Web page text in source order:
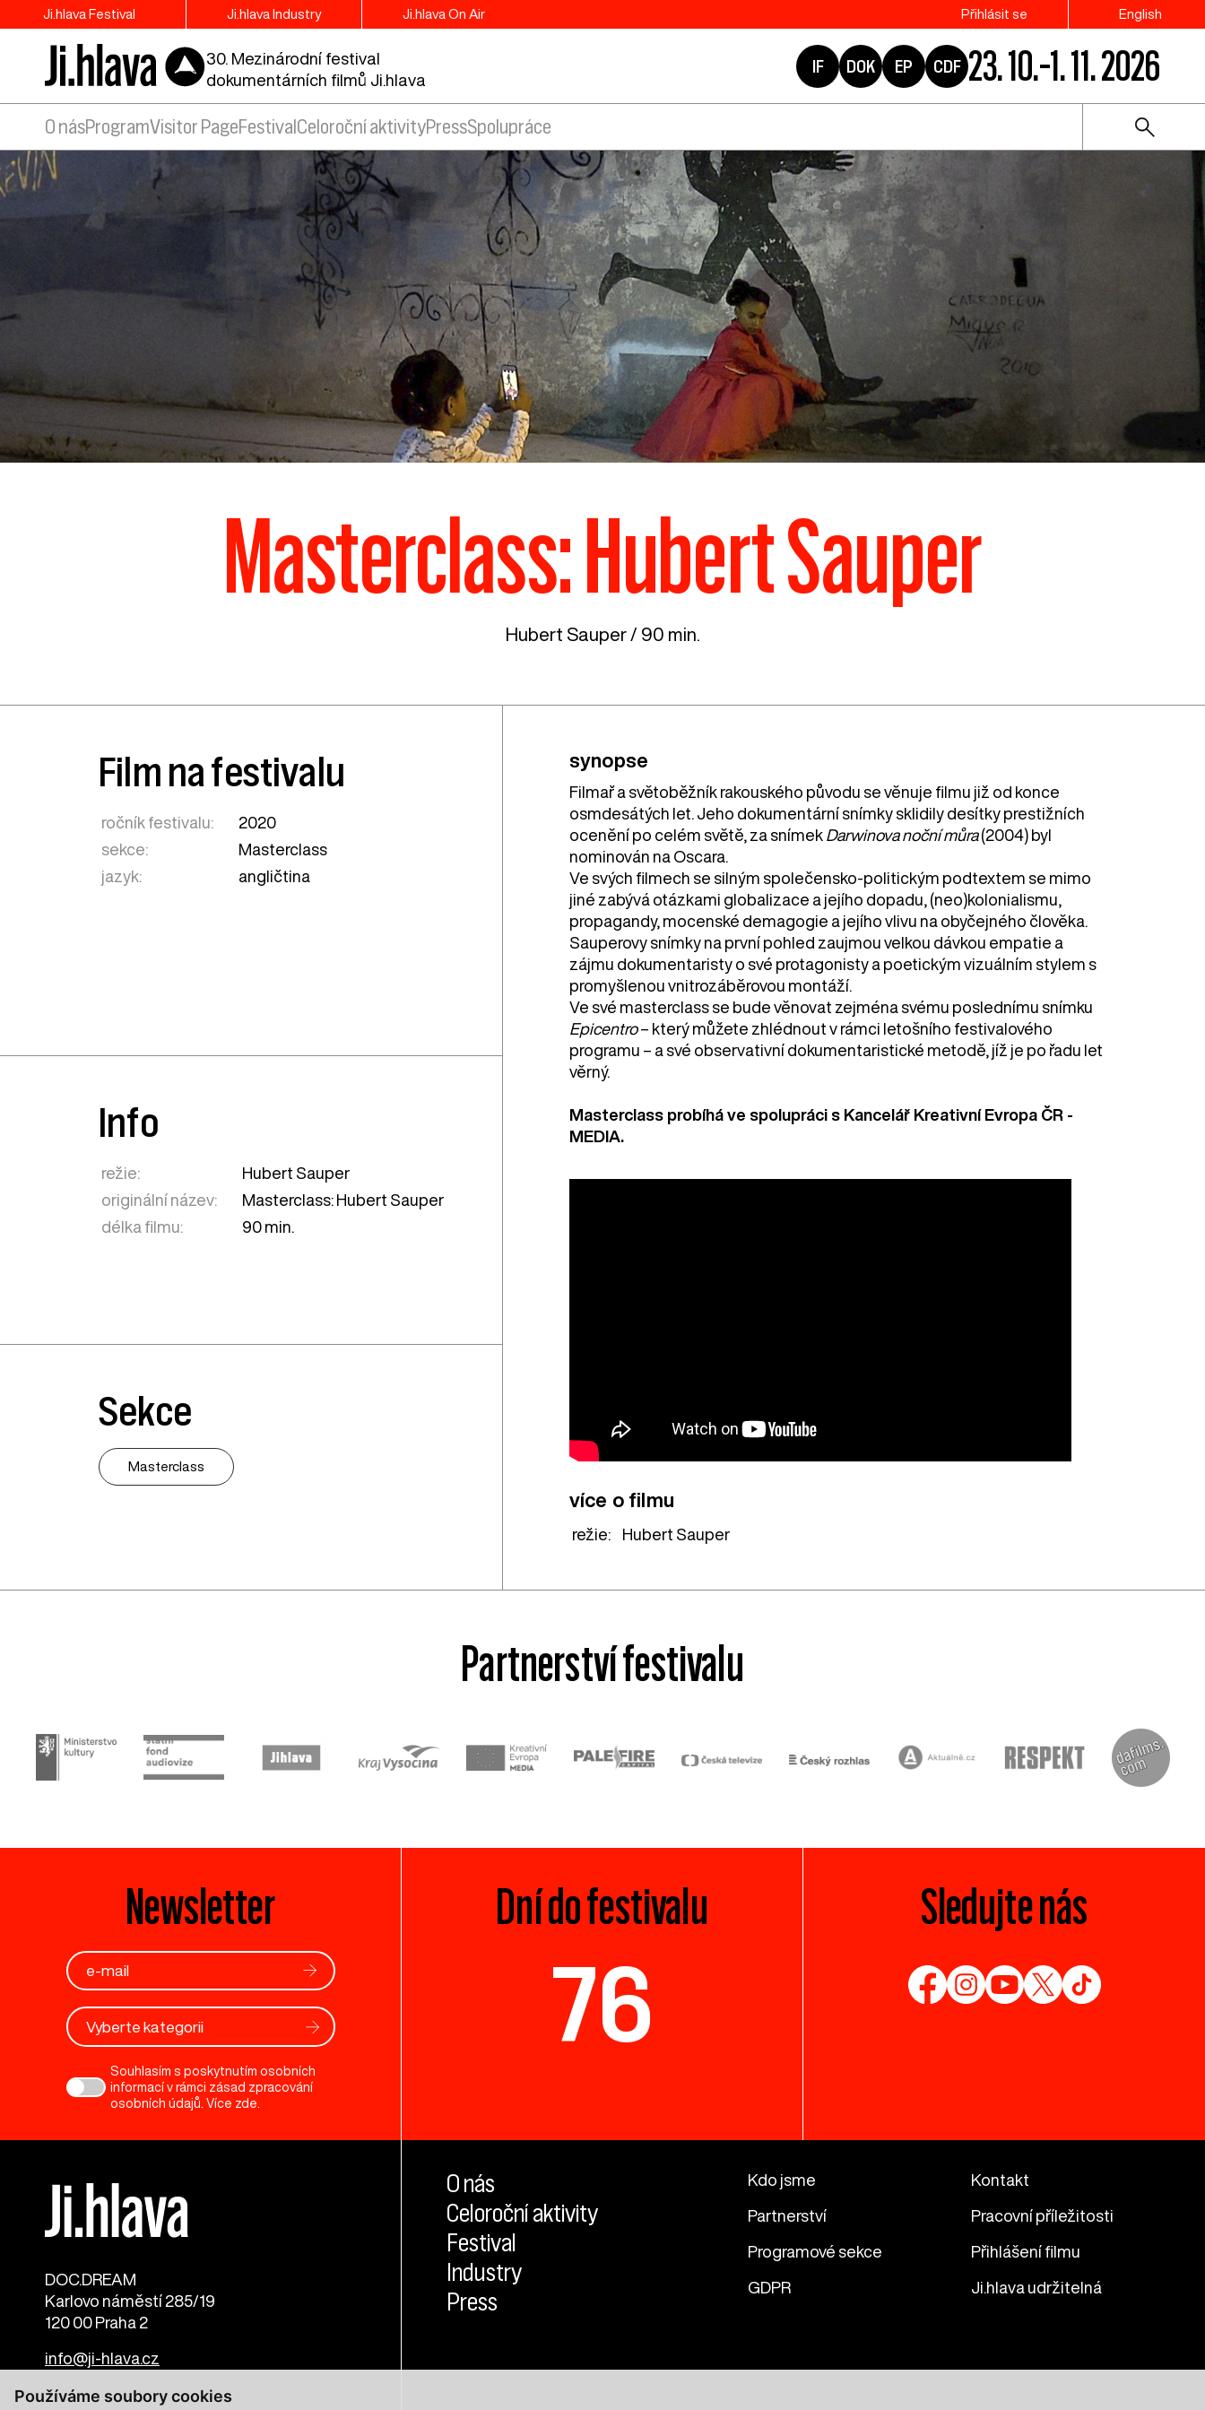
Používáme soubory cookies
Ji.hlava Festival Ji.hlava Industry Ji.hlava On Air Přihlásit se English
30. Mezinárodní festival
dokumentárních filmů Ji.hlava
IF DOK EP CDF 23. 10.–1. 11. 2026
O násProgramVisitor PageFestival Celoroční aktivityPressSpolupráce
Masterclass: Hubert Sauper
Hubert Sauper / 90 min.
synopse
Filmař a světoběžník rakouského původu se věnuje filmu již od konce
osmdesátých let. Jeho dokumentární snímky sklidily desítky prestižních
ocenění po celém světě, za snímek Darwinova noční můra(2004) byl
nominován na Oscara.
Ve svých filmech se silným společensko-politickým podtextem se mimo
jiné zabývá otázkami globalizace a jejího dopadu, (neo)kolonialismu,
propagandy, mocenské demagogie a jejího vlivu na obyčejného člověka.
Sauperovy snímky na první pohled zaujmou velkou dávkou empatie a
zájmu dokumentaristy o své protagonisty a poetickým vizuálním stylem s
promyšlenou vnitrozáběrovou montáží.
Ve své masterclass se bude věnovat zejména svému poslednímu snímku
Epicentro– který můžete zhlédnout v rámci letošního festivalového
programu – a své observativní dokumentaristické metodě, jíž je po řadu let
věrný.
Masterclass probíhá ve spolupráci s Kancelář Kreativní Evropa ČR -
MEDIA.
více o filmu
režie: Hubert Sauper
Film na festivalu
ročník festivalu:
2020
sekce:
Masterclass
jazyk:
angličtina
Info
režie:
Hubert Sauper
originální název:
Masterclass: Hubert Sauper
délka filmu:
90 min.
Sekce
Masterclass
Partnerství festivalu
Newsletter
Vyberte kategorii
Souhlasím s poskytnutím osobních
informací v rámci zásad zpracování
osobních údajů. Více zde
Dní do festivalu
76
Sledujte nás
DOC.DREAM​
Karlovo náměstí 285/19
120 00 Praha 2
info@ji-hlava.cz
O nás
Celoroční aktivity
Festival
Industry
Press
Kdo jsme Kontakt
Partnerství Pracovní příležitosti
Programové sekce Přihlášení filmu
GDPR Ji.hlava udržitelná